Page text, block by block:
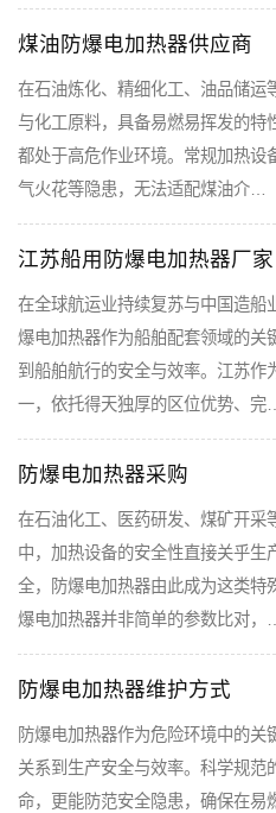
煤油防爆电加热器供应商
在石油炼化、精细化工、油品储运
与化工原料，具备易燃易挥发的特
都处于高危作业环境。常规加热设
气火花等隐患，无法适配煤油介…
江苏船用防爆电加热器厂家
在全球航运业持续复苏与中国造船
爆电加热器作为船舶配套领域的关
到船舶航行的安全与效率。江苏作
一，依托得天独厚的区位优势、完…
防爆电加热器采购
在石油化工、医药研发、煤矿开采
中，加热设备的安全性直接关乎生
全，防爆电加热器由此成为这类特
爆电加热器并非简单的参数比对，…
防爆电加热器维护方式
防爆电加热器作为危险环境中的
关系到生产安全与效率。科学规范
命，更能防范安全隐患，确保在易